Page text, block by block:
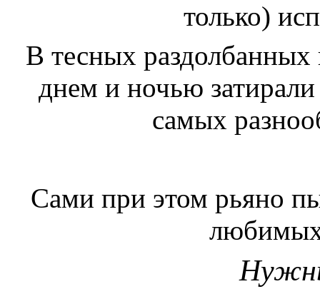
только)
В тесных раздолбанных
днем и ночью
самых
Сами при этом рьяно
любимых